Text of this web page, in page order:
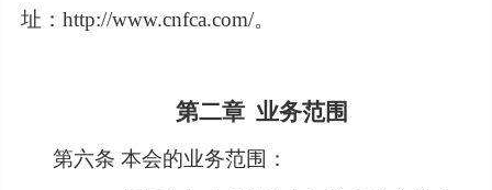
址：http://www.cnfca.com/。
第二章 业务范围
第六条 本会的业务范围：